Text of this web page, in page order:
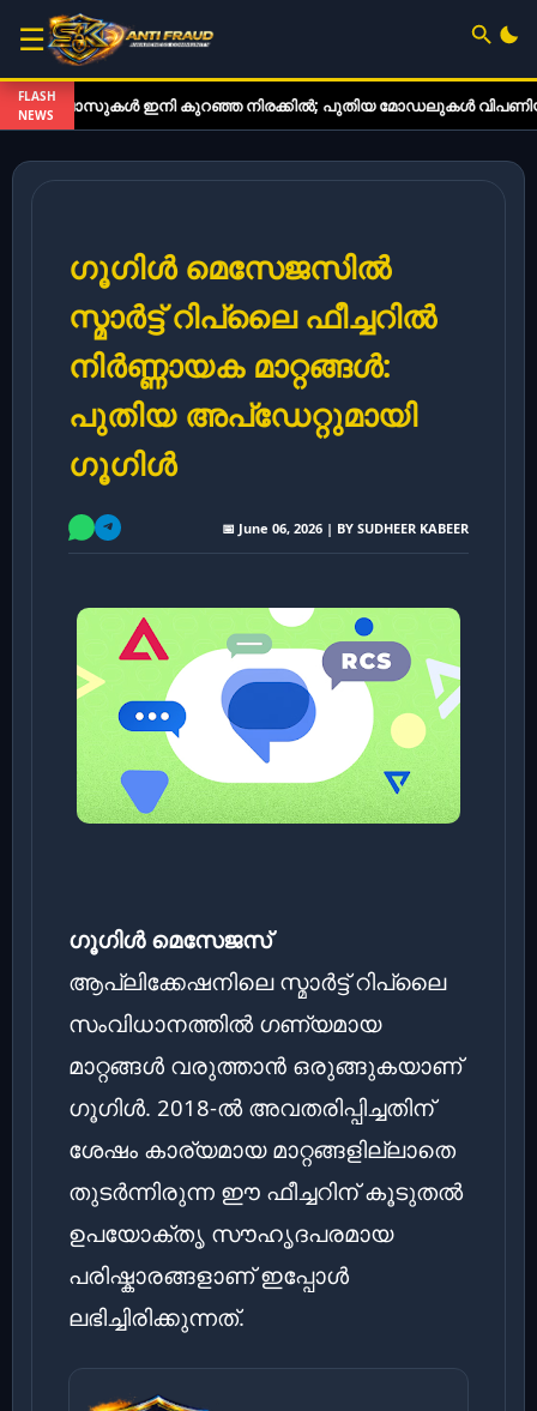
☰
FLASH
NEWSഇനി കുറഞ്ഞ നിരക്കിൽ; പുതിയ മോഡലുകൾ വിപണിയിൽ
ഗൂഗിൾ മെസേജസിൽ
സ്മാർട്ട് റിപ്ലൈ ഫീച്ചറിൽ
നിർണ്ണായക മാറ്റങ്ങൾ:
പുതിയ അപ്‌ഡേറ്റുമായി
ഗൂഗിൾ
📅 June 06, 2026 | BY SUDHEER KABEER
ഗൂഗിൾ മെസേജസ്
ആപ്ലിക്കേഷനിലെ സ്മാർട്ട് റിപ്ലൈ
സംവിധാനത്തിൽ ഗണ്യമായ
മാറ്റങ്ങൾ വരുത്താൻ ഒരുങ്ങുകയാണ്
ഗൂഗിൾ. 2018-ൽ അവതരിപ്പിച്ചതിന്
ശേഷം കാര്യമായ മാറ്റങ്ങളില്ലാതെ
തുടർന്നിരുന്ന ഈ ഫീച്ചറിന് കൂടുതൽ
ഉപയോക്തൃ സൗഹൃദപരമായ
പരിഷ്കാരങ്ങളാണ് ഇപ്പോൾ
ലഭിച്ചിരിക്കുന്നത്.